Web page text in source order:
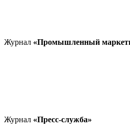
Журнал «Промышленный
Журнал «Пресс-служба»